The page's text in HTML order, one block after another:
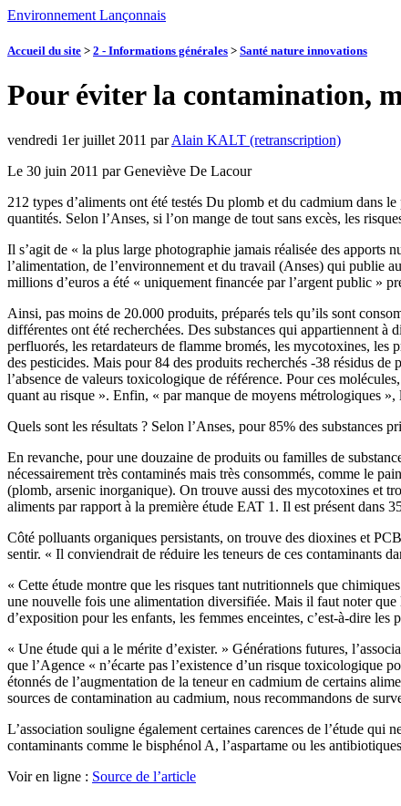
Environnement Lançonnais
Accueil du site > 2 - Informations générales > Santé nature innovations
Pour éviter la contamination,
vendredi 1er juillet 2011 parAlain KALT (retranscription)
Le 30 juin 2011 par Geneviève De Lacour
212 types d’aliments ont été testés Du plomb et du cadmium dans
quantités. Selon l’Anses, si l’on mange de tout sans excès, les
Il s’agit de « la plus large photographie jamais réalisée des apports
l’alimentation, de l’environnement et du travail (Anses) qui publie
millions d’euros a été « uniquement financée par l’argent public »
Ainsi, pas moins de 20.000 produits, préparés tels qu’ils sont
différentes ont été recherchées. Des substances qui appartiennent
perfluorés, les retardateurs de flamme bromés, les mycotoxines, les
des pesticides. Mais pour 84 des produits recherchés -38 résidus
l’absence de valeurs toxicologique de référence. Pour ces
quant au risque ». Enfin, « par manque de moyens métrologiques
Quels sont les résultats ? Selon l’Anses, pour 85% des substances
En revanche, pour une douzaine de produits ou familles de
nécessairement très contaminés mais très consommés, comme le
(plomb, arsenic inorganique). On trouve aussi des mycotoxines et
aliments par rapport à la première étude EAT 1. Il est présent dans
Côté polluants organiques persistants, on trouve des dioxines et
sentir. « Il conviendrait de réduire les teneurs de ces contaminants
« Cette étude montre que les risques tant nutritionnels que
une nouvelle fois une alimentation diversifiée. Mais il faut noter que
d’exposition pour les enfants, les femmes enceintes, c’est-à-dire les
« Une étude qui a le mérite d’exister. » Générations futures,
que l’Agence « n’écarte pas l’existence d’un risque toxicologique
étonnés de l’augmentation de la teneur en cadmium de certains
sources de contamination au cadmium, nous recommandons de
L’association souligne également certaines carences de l’étude
contaminants comme le bisphénol A, l’aspartame ou les
Voir en ligne : Source de l’article